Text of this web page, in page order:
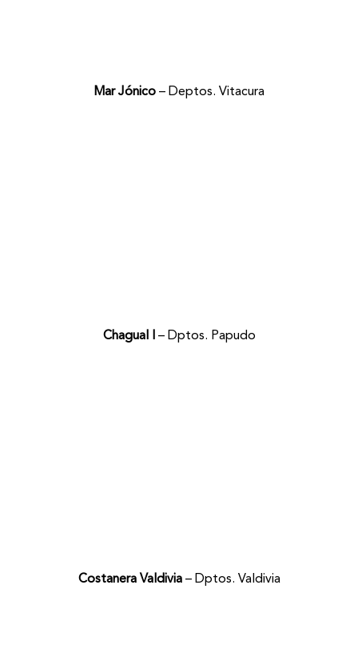
Mar Jónico– Deptos. Vitacura
Chagual I– Dptos. Papudo
Costanera Valdivia– Dptos. Valdivia